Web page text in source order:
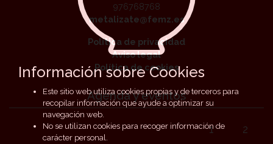
976768768
metalizate@femz.es
Política de privacidad
Aviso legal
Política de cookies
Agenda y eventos
1
2
Información sobre Cookies
Este sitio web utiliza cookies propias y de terceros para
recopilar información que ayude a optimizar su
navegación web.
No se utilizan cookies para recoger información de
carácter personal.